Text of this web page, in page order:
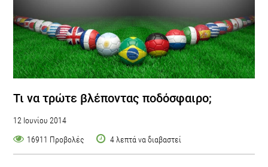
Τι να τρώτε βλέποντας ποδόσφαιρο;
12 Ιουνίου 2014
16911 Προβολές
4 λεπτά να διαβαστεί